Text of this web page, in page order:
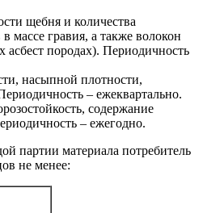
щебня и количества
массе гравия, а также волокон
асбест породах). Периодичность
насыпной плотности,
– ежеквартально.
содержание
– ежегодно.
партии материала потребитель
не менее: